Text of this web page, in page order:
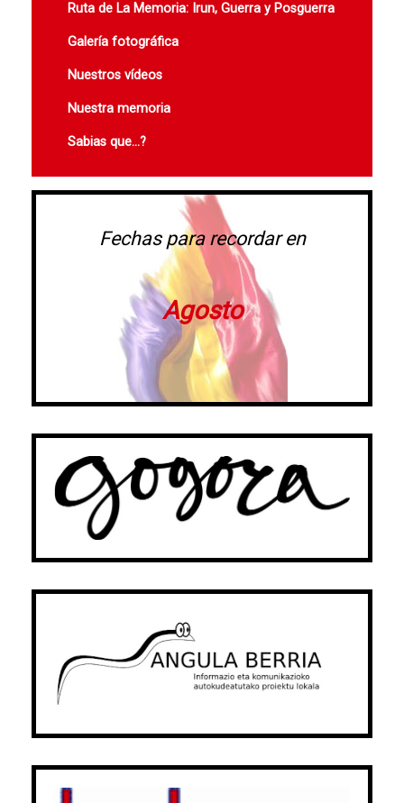
Ruta de La Memoria: Irun, Guerra y Posguerra
Galería fotográfica
Nuestros vídeos
Nuestra memoria
Sabias que...?
Fechas para recordar en
Agosto